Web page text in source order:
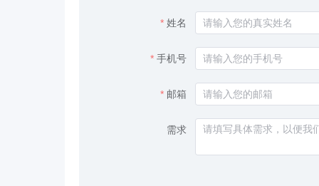
姓名
手机号
邮箱
需求